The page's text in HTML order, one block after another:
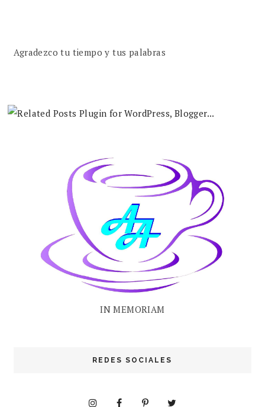
Agradezco tu tiempo y tus palabras
IN MEMORIAM
REDES SOCIALES